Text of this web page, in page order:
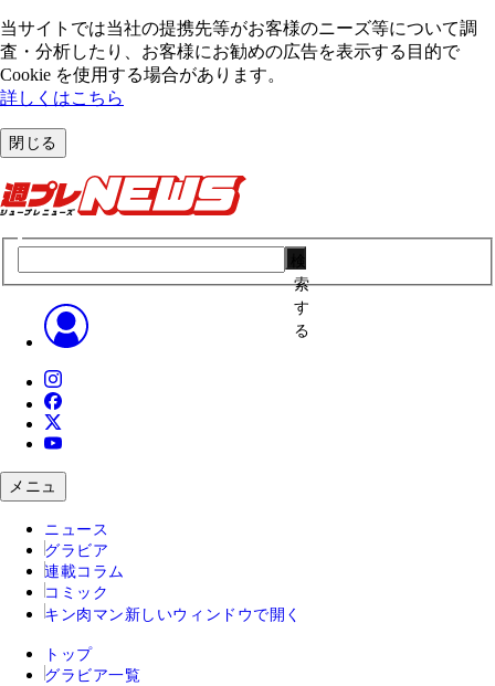
当サイトでは当社の提携先等がお客様のニーズ等について調
査・分析したり、お客様にお勧めの広告を表⽰する⽬的で
Cookie を使⽤する場合があります。
詳しくはこちら
閉じる
索
す
る
メニュ
ニュース
グラビア
連載コラム
コミック
キン肉マン 新しいウィンドウで開く
トップ
グラビア一覧